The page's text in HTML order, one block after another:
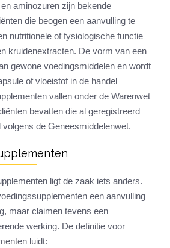
aminozuren zijn bekende
die beogen een aanvulling te
nutritionele of fysiologische functie
kruidenextracten. De vorm van een
gewone voedingsmiddelen en wordt
of vloeistof in de handel
vallen onder de Warenwet
bevatten die al geregistreerd
de Geneesmiddelenwet.
ligt de zaak iets anders.
een aanvulling
maar claimen tevens een
werking. De definitie voor
luidt: